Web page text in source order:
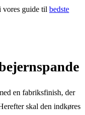
vores guide til bedste
en fabriksfinish, der
skal den indkøres